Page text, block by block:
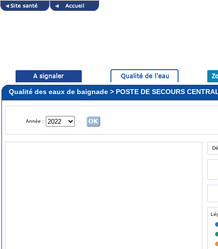
Qualité des eaux de baignade > POSTE DE SECOURS
Année :